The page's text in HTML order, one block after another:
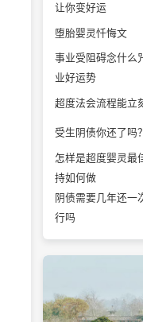
让你变好运
堕胎婴灵忏悔文
事业受阻碍念什么
业好运势
超度法会流程能立
受生阴债你还了吗？
怎样是超度婴灵最
持如何做
阴债需要几年还一
行吗